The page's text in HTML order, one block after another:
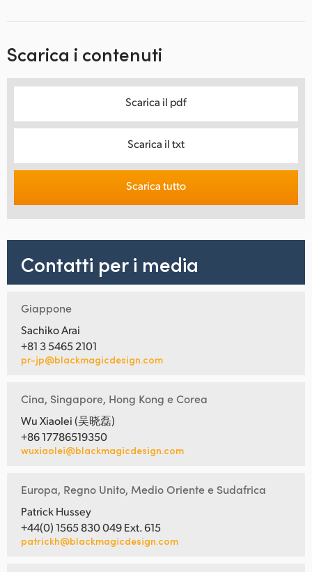
Scarica i contenuti
Scarica il pdf
Scarica il txt
Scarica tutto
Contatti per i media
Giappone
Sachiko Arai
+81 3 5465 2101
pr-jp@blackmagicdesign.com
Cina, Singapore, Hong Kong e Corea
Wu Xiaolei (吴晓磊)
+86 17786519350
wuxiaolei@blackmagicdesign.com
Europa, Regno Unito, Medio Oriente e Sudafrica
Patrick Hussey
+44(0) 1565 830 049 Ext. 615
patrickh@blackmagicdesign.com